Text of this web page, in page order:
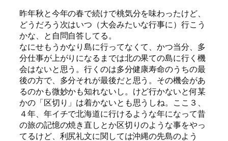
昨年秋と今年の春で続けで桃気分を味わったけど、
どうだろう次はいつ（大会みたいな行事に）行こう
かな、と自問自答してる。
なにせもうかなり島に行ってなくて、かつ当分、多
分仕事が上がりになるまでは北の果ての島に行く機
会はないと思う。行くのは多分健康寿命のうちの最
後の方で、多分それが最後だと思う。その機会があ
るのかも微妙かも知れないし。けど行かないと何某
かの「区切り」は着かないとも思うしね。ここ３、
４年、年イチで北海道に行けるような年になって昔
の旅の記憶の焼き直しとか区切りのような事をやっ
てるけど、利尻礼文に関しては沖縄の先島のよう